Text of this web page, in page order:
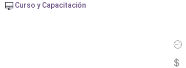
Curso y Capacitación